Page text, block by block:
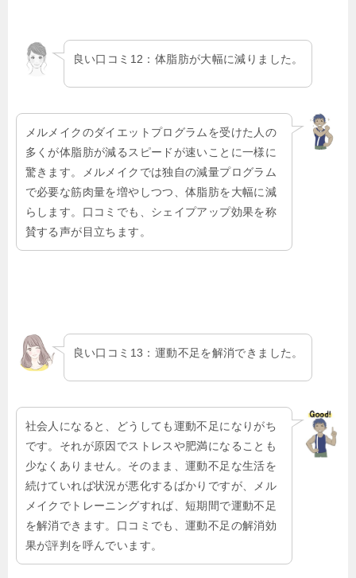
良い口コミ12：体脂肪が大幅に減りました。
メルメイクのダイエットプログラムを受けた人の
多くが体脂肪が減るスピードが速いことに一様に
驚きます。メルメイクでは独自の減量プログラム
で必要な筋肉量を増やしつつ、体脂肪を大幅に減
らします。口コミでも、シェイプアップ効果を称
賛する声が目立ちます。
良い口コミ13：運動不足を解消できました。
社会人になると、どうしても運動不足になりがち
です。それが原因でストレスや肥満になることも
少なくありません。そのまま、運動不足な生活を
続けていれば状況が悪化するばかりですが、メル
メイクでトレーニングすれば、短期間で運動不足
を解消できます。口コミでも、運動不足の解消効
果が評判を呼んでいます。